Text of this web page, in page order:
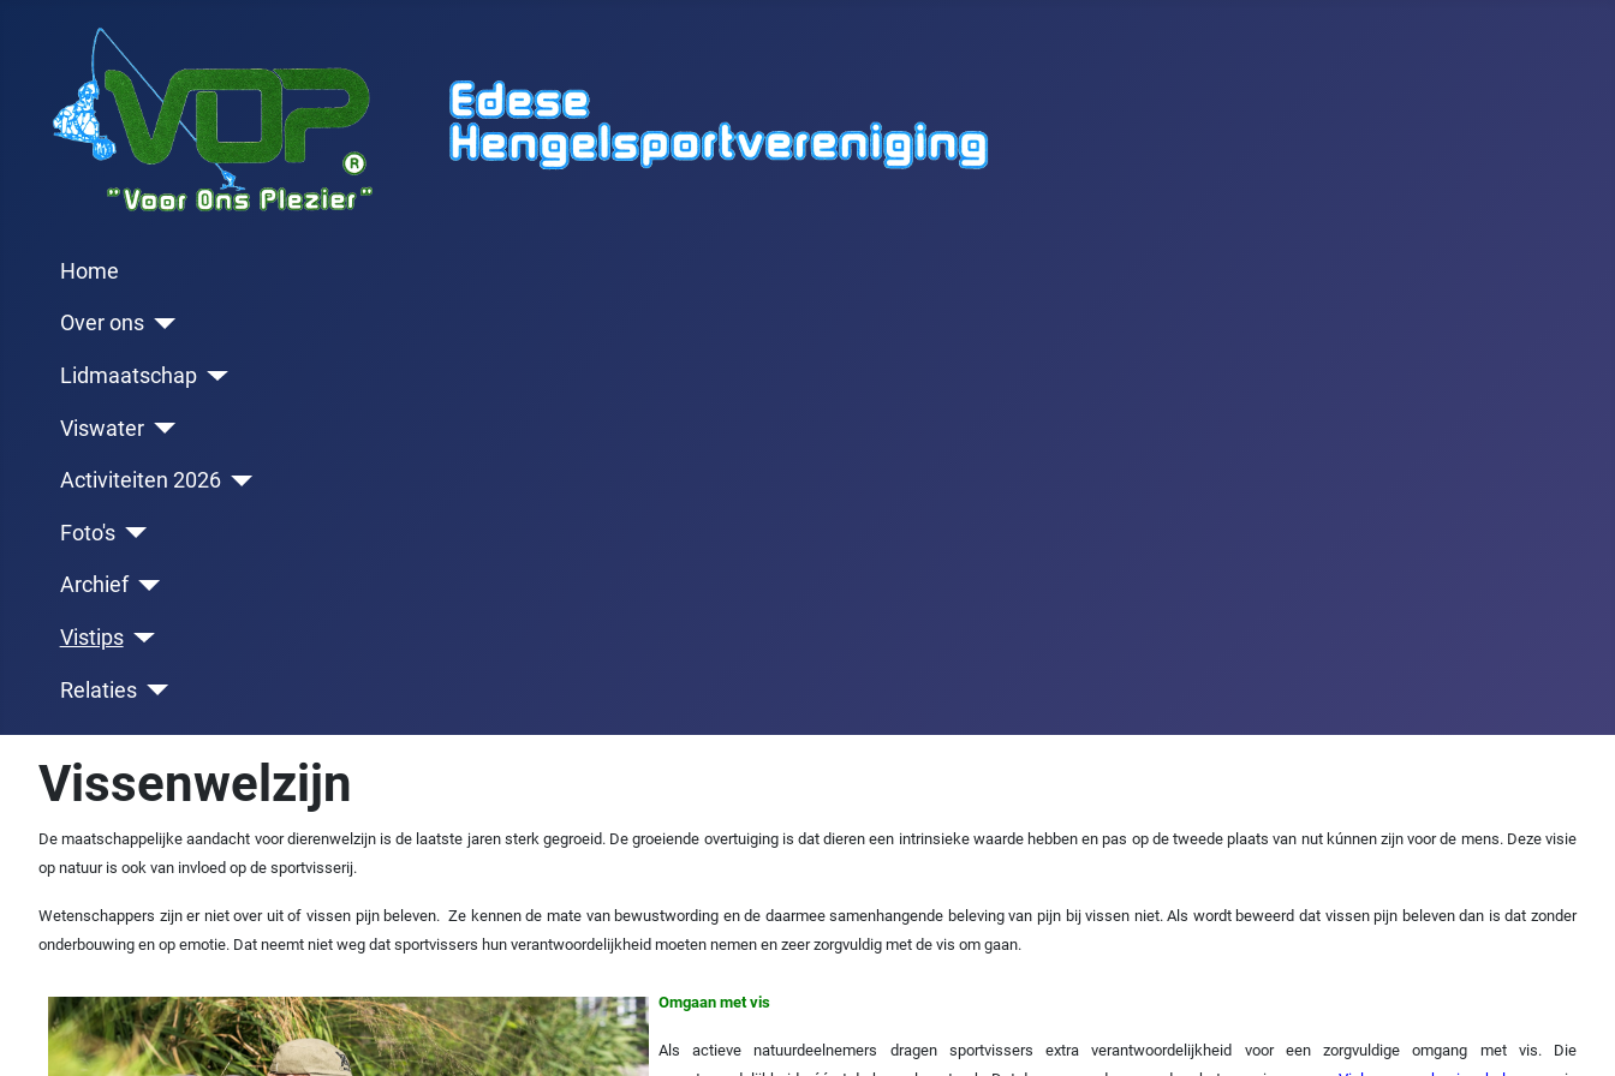
Home
Over ons
Lidmaatschap
Viswater
Activiteiten 2026
Foto's
Archief
Vistips
Relaties
Vissenwelzijn
De maatschappelijke aandacht voor dierenwelzijn is de laatste jaren sterk gegroeid. De groeiende overtuiging is dat dieren een intrinsieke waarde hebben en pas op de tweede plaats van nut kúnnen zijn voor de mens. Deze visie
op natuur is ook van invloed op de sportvisserij.
Wetenschappers zijn er niet over uit of vissen pijn beleven. Ze kennen de mate van bewustwording en de daarmee samenhangende beleving van pijn bij vissen niet. Als wordt beweerd dat vissen pijn beleven dan is dat zonder
onderbouwing en op emotie. Dat neemt niet weg dat sportvissers hun verantwoordelijkheid moeten nemen en zeer zorgvuldig met de vis om gaan.
Omgaan met vis
Als actieve natuurdeelnemers dragen sportvissers extra verantwoordelijkheid voor een zorgvuldige omgang met vis. Die